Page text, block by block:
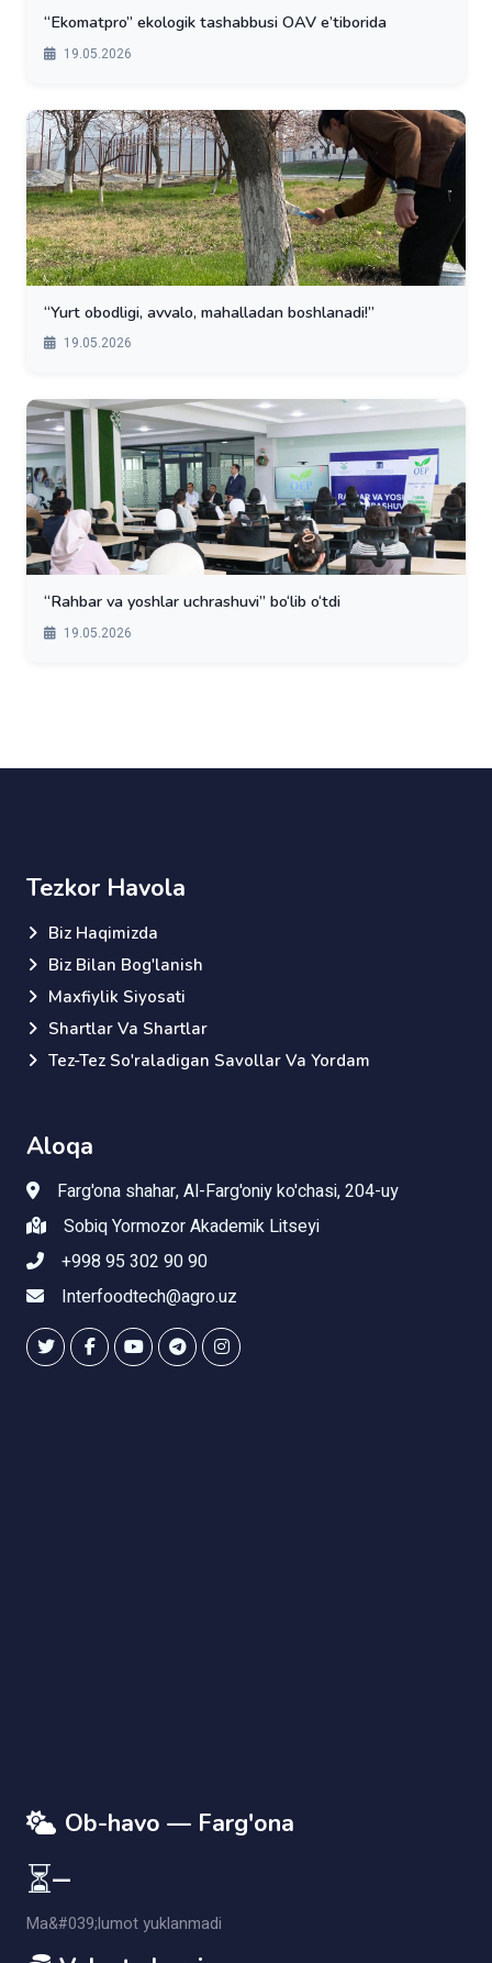
“Ekomatpro” ekologik tashabbusi OAV e’tiborida
19.05.2026
“Yurt obodligi, avvalo, mahalladan boshlanadi!”
19.05.2026
“Rahbar va yoshlar uchrashuvi” bo‘lib o‘tdi
19.05.2026
Tezkor Havola
Biz Haqimizda
Biz Bilan Bog'lanish
Maxfiylik Siyosati
Shartlar Va Shartlar
Tez-Tez So'raladigan Savollar Va Yordam
Aloqa
Farg'ona shahar, Al-Farg'oniy ko'chasi, 204-uy
Sobiq Yormozor Akademik Litseyi
+998 95 302 90 90
Interfoodtech@agro.uz
Ob-havo — Farg'ona
⏳—
Ma&#039;lumot yuklanmadi